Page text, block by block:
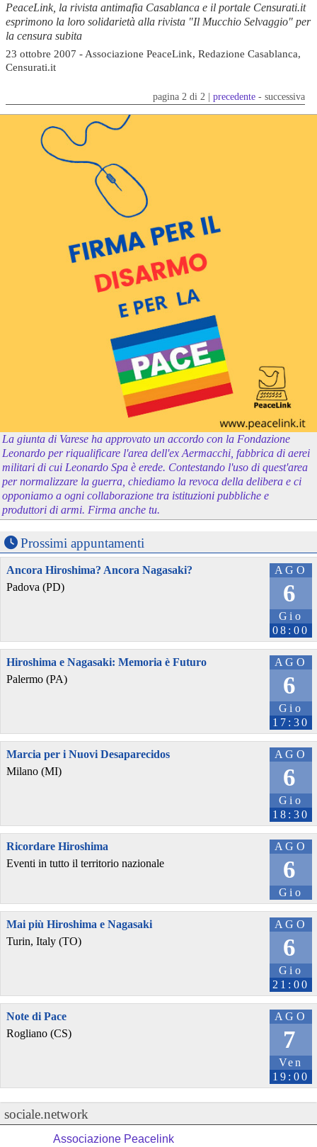
PeaceLink, la rivista antimafia Casablanca e il portale Censurati.it
esprimono la loro solidarietà alla rivista "Il Mucchio Selvaggio" per
la censura subita
23 ottobre 2007 - Associazione PeaceLink, Redazione Casablanca,
Censurati.it
pagina 2 di 2 |precedente - successiva
La giunta di Varese ha approvato un accordo con la Fondazione
Leonardo per riqualificare l'area dell'ex Aermacchi, fabbrica di aerei
militari di cui Leonardo Spa è erede. Contestando l'uso di quest'area
per normalizzare la guerra, chiediamo la revoca della delibera e ci
opponiamo a ogni collaborazione tra istituzioni pubbliche e
produttori di armi. Firma anche tu.
Prossimi appuntamenti
AGO
6
Gio
08:00
Ancora Hiroshima? Ancora Nagasaki?
Padova (PD)
AGO
6
Gio
17:30
Hiroshima e Nagasaki: Memoria è Futuro
Palermo (PA)
AGO
6
Gio
18:30
Marcia per i Nuovi Desaparecidos
Milano (MI)
AGO
6
Gio
Ricordare Hiroshima
Eventi in tutto il territorio nazionale
AGO
6
Gio
21:00
Mai più Hiroshima e Nagasaki
Turin, Italy (TO)
AGO
7
Ven
19:00
Note di Pace
Rogliano (CS)
sociale.network
Associazione Peacelink